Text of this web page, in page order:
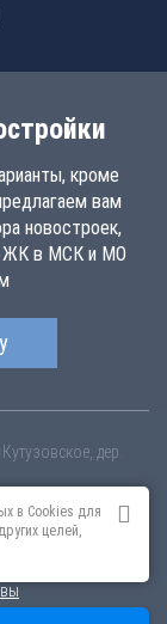
кроме
вам
новостроек,
ЖК в МСК и МО
дер.
жилом
Максимум» в
от 2.07
не является
в Cookies для
целей,